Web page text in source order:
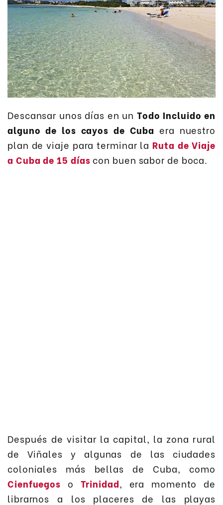
Descansar unos días en un Todo Incluido en
alguno de los cayos de Cuba era nuestro
plan de viaje para terminar la Ruta de Viaje
a Cuba de 15 días con buen sabor de boca.
Después de visitar la capital, la zona rural
de Viñales y algunas de las ciudades
coloniales más bellas de Cuba, como
Cienfuegos o Trinidad, era momento de
librarnos a los placeres de las playas